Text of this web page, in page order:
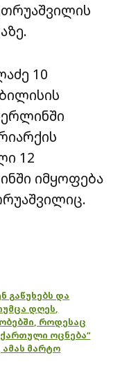
10
12
იმყოფება
გაწუხებს და
დღეს,
როდესაც
ოცნება“
ამას მარტო